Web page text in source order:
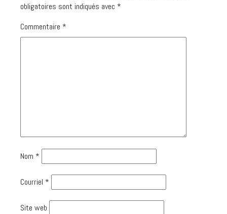
obligatoires sont indiqués avec *
Commentaire *
Nom *
Courriel *
Site web